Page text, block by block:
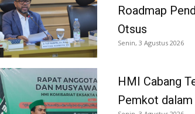
Roadmap
Otsus
Senin, 3 Agustus 2026
HMI Cabang
Pemkot